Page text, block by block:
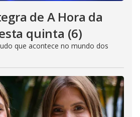
de A Hora da
quinta (6)
que acontece no mundo dos